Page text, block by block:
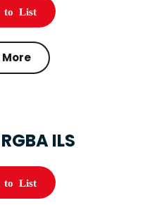
to List
More
ILS
to List